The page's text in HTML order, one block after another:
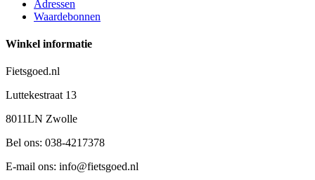
Adressen
Waardebonnen
Winkel informatie
Fietsgoed.nl
Luttekestraat 13
8011LN Zwolle
Bel ons: 038-4217378
E-mail ons: info@fietsgoed.nl